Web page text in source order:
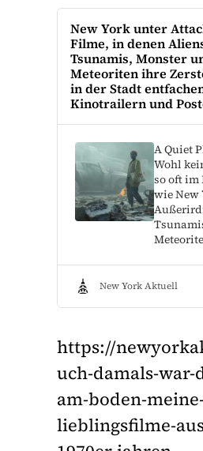
New York unter
Filme, in denen
Tsunamis, Monster
Meteoriten ihre
in der Stadt
Kinotrailern und
A Quiet
Wohl
so oft im
wie New
New York Aktuell
https://
uch-damals-war-
am-boden-
lieblingsfilme-